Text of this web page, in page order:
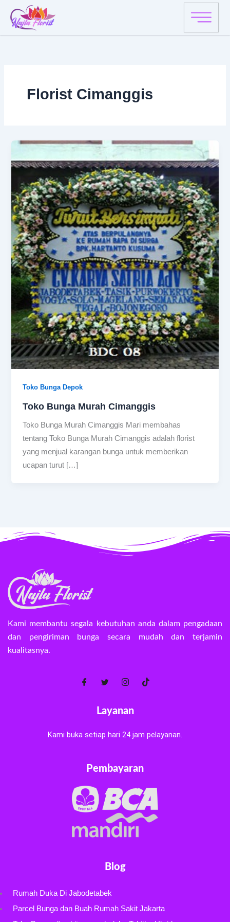
Florist Cimanggis
Toko Bunga Depok
Toko Bunga Murah Cimanggis
Toko Bunga Murah Cimanggis Mari membahas
tentang Toko Bunga Murah Cimanggis adalah florist
yang menjual karangan bunga untuk memberikan
ucapan turut […]
Kami membantu segala kebutuhan anda dalam pengadaan
dan pengiriman bunga secara mudah dan terjamin
kualitasnya.
Layanan
Kami buka setiap hari 24 jam pelayanan.
Pembayaran
Blog
Rumah Duka Di Jabodetabek
Parcel Bunga dan Buah Rumah Sakit Jakarta